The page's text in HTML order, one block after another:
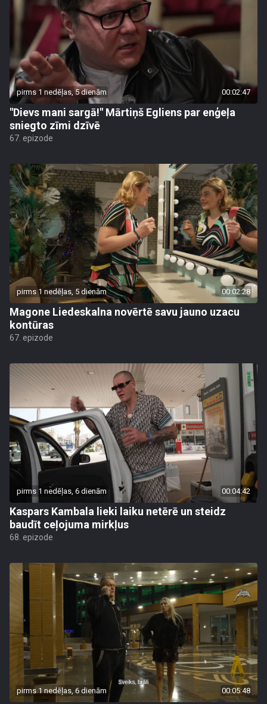
pirms 1 nedēļas, 5 dienām 00:02:47
"Dievs mani sargā!" Mārtiņš Egliens par enģeļa
sniegto zīmi dzīvē
67. epizode
pirms 1 nedēļas, 5 dienām 00:02:28
Magone Liedeskalna novērtē savu jauno uzacu
kontūras
67. epizode
pirms 1 nedēļas, 6 dienām 00:04:42
Kaspars Kambala lieki laiku netērē un steidz
baudīt ceļojuma mirkļus
68. epizode
pirms 1 nedēļas, 6 dienām 00:05:48